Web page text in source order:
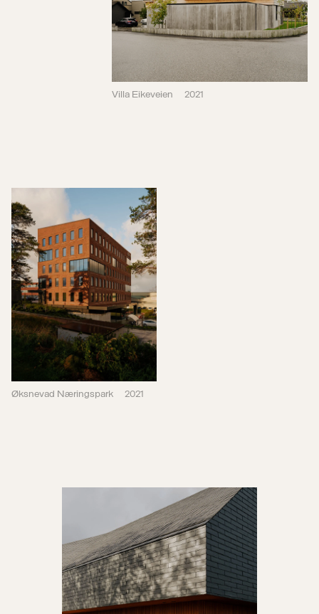
Øksnevad Næringspark 2021